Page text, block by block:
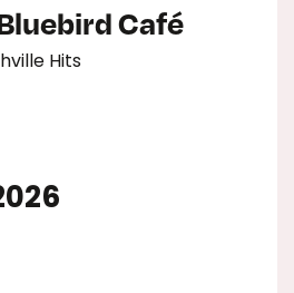
Café
Hits